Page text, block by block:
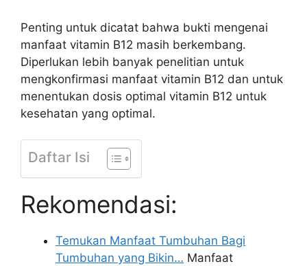
Penting untuk dicatat bahwa bukti mengenai
manfaat vitamin B12 masih berkembang.
Diperlukan lebih banyak penelitian untuk
mengkonfirmasi manfaat vitamin B12 dan untuk
menentukan dosis optimal vitamin B12 untuk
kesehatan yang optimal.
Daftar Isi
Rekomendasi:
Temukan Manfaat Tumbuhan Bagi
Tumbuhan yang Bikin… Manfaat